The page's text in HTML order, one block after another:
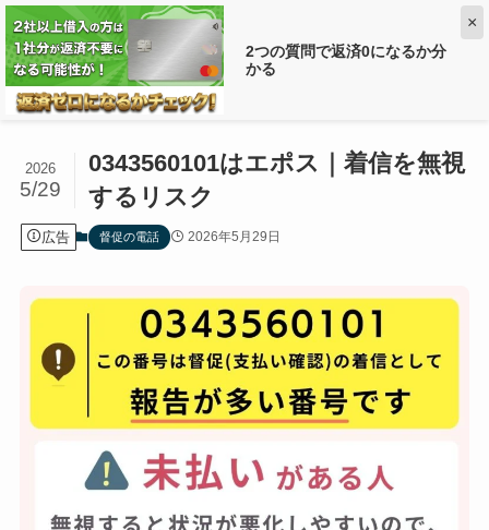
2つの質問で返済0になるか分
かる
×
ホーム 督促の電話
0343560101はエポス｜着信を無視
するリスク
2026
5/29
広告 督促の電話 2026年5月29日